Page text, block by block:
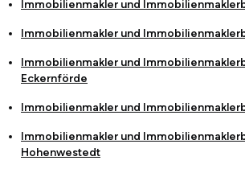
Immobilienmakler und
Immobilienmakler und
Immobilienmakler und
Eckernförde
Immobilienmakler und
Immobilienmakler und
Hohenwestedt